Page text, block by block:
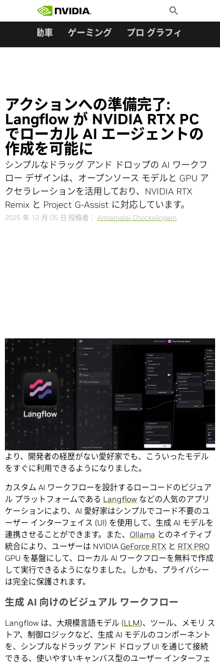
Toggle
Search
自動車 ゲーミング プロ グラフィックス
アクションへの準備完了:
Langflow が NVIDIA RTX PC
でローカル AI エージェントの
作成を可能に
シンプルなドラッグ アンド ドロップの AI ワークフ
ロー デザインは、オープンソース モデルと GPU ア
クセラレーションを活用しており、NVIDIA RTX
Remix と Project G-Assist に対応しています。
2025 年 12 月 05 日 投稿者： Annamalai Chockalingam
Share
新しいモデルにさらに多くの機能が搭載されるのに伴っ
て、 生成 AI
への関心は高まり続けています。最新の進歩に
より、開発者の経歴がない愛好家でも、こういったモデル
をすぐに利用できるようになりました。
カスタム AI ワークフローを設計するローコードのビジュア
ル プラットフォームである Langflow などの人気のアプリ
ケーションにより、AI 愛好家はシンプルでコード不要のユ
ーザー インターフェイス (UI) を使用して、生成 AI モデルを
連携させることができます。また、 Ollama とのネイティブ
統合により、ユーザーは NVIDIA GeForce RTX と RTX PRO
GPU を基盤にして、ローカル AI ワークフローを無料で作成
して実行できるようになりました。しかも、プライバシー
は完全に保護されます。
生成 AI 向けのビジュアル ワークフロー
Langflow は、大規模言語モデル (LLM)、ツール、メモリ ス
トア、制御ロジックなど、生成 AI モデルのコンポーネント
を、シンプルなドラッグ アンド ドロップ UI を通じて接続
できる、使いやすいキャンバス型のユーザー インターフェ